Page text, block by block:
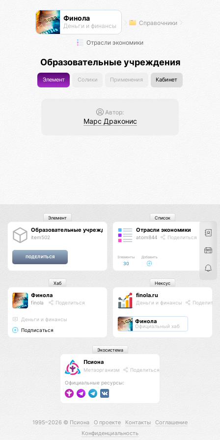
Финола
Деньги и финансы Справочники
Отрасли экономики
Образовательные учреждения
Элемент Солики Применения Кабинет
Автор:
Марс Драконис
Образовательные учреждения
item502
Элемент
Отрасли экономики
atom844 Поделиться
Элементы
30
Добавить
Список
Финола
finola Поделиться
Деньги и финансы
Подписаться
Хаб
finola.ru
Деньги и финансы
Финола
Официальный хаб
Нексус
Псиона
Метаорганизм Поделиться
Официальные ресурсы:
Экосистема
1995–2026 © Псиона О проекте Контакты
Соглашение
Конфиденциальность